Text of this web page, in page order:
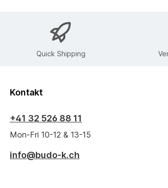
Quick Shipping
Kontakt
+41 32 526 88 11
Mon-Fri 10-12 & 13-15
info@budo-k.ch